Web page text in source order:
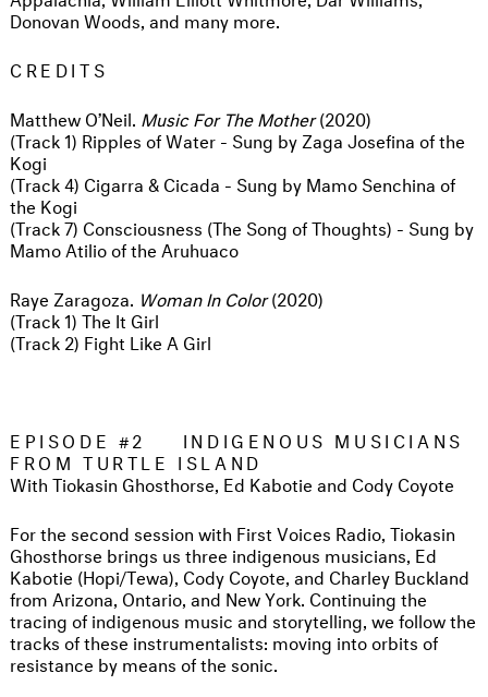
Donovan Woods, and many more.
CREDITS
Matthew O’Neil. Music For The Mother(2020)
(Track 1) Ripples of Water - Sung by Zaga Josefina of the
Kogi
(Track 4) Cigarra & Cicada - Sung by Mamo Senchina of
the Kogi
(Track 7) Consciousness (The Song of Thoughts) - Sung by
Mamo Atilio of the Aruhuaco
Raye Zaragoza. Woman In Color(2020)
(Track 1) The It Girl
(Track 2) Fight Like A Girl
EPISODE #2 INDIGENOUS MUSICIANS
FROM TURTLE ISLAND
With Tiokasin Ghosthorse, Ed Kabotie and Cody Coyote
For the second session with First Voices Radio, Tiokasin
Ghosthorse brings us three indigenous musicians, Ed
Kabotie (Hopi/Tewa), Cody Coyote, and Charley Buckland
from Arizona, Ontario, and New York. Continuing the
tracing of indigenous music and storytelling, we follow the
tracks of these instrumentalists: moving into orbits of
resistance by means of the sonic.